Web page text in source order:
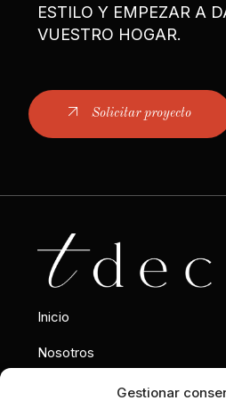
Gestionar
ESTILO Y EMPEZAR A
VUESTRO HOGAR.
Solicitar proyecto
Inicio
Nosotros